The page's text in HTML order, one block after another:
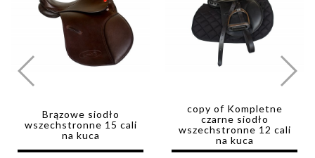
Brązowe siodło
wszechstronne 15 cali
na kuca
copy of Kompletne
czarne siodło
wszechstronne 12 cali
na kuca